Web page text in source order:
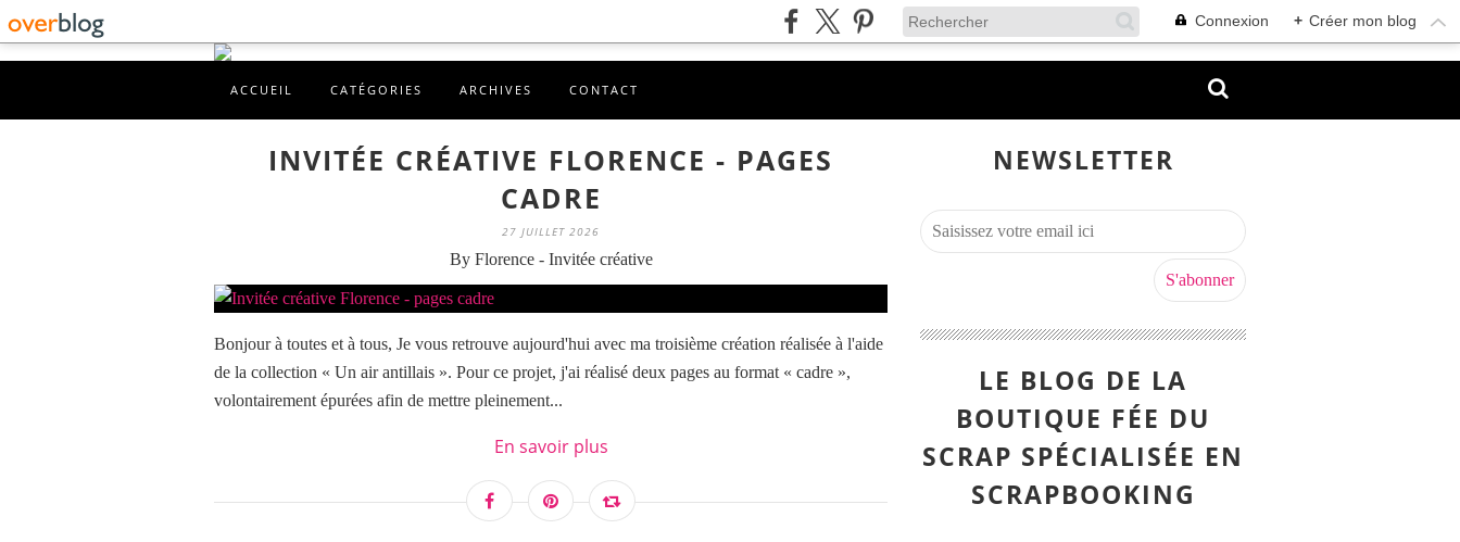
Connexion + Créer mon blog
ACCUEIL CATÉGORIES ARCHIVES CONTACT
INVITÉE CRÉATIVE FLORENCE - PAGES
CADRE
27 JUILLET 2026
By Florence - Invitée créative
Bonjour à toutes et à tous, Je vous retrouve aujourd'hui avec ma troisième création réalisée à l'aide
de la collection « Un air antillais ». Pour ce projet, j'ai réalisé deux pages au format « cadre »,
volontairement épurées afin de mettre pleinement...
En savoir plus
NEWSLETTER
LE BLOG DE LA
BOUTIQUE FÉE DU
SCRAP SPÉCIALISÉE EN
SCRAPBOOKING